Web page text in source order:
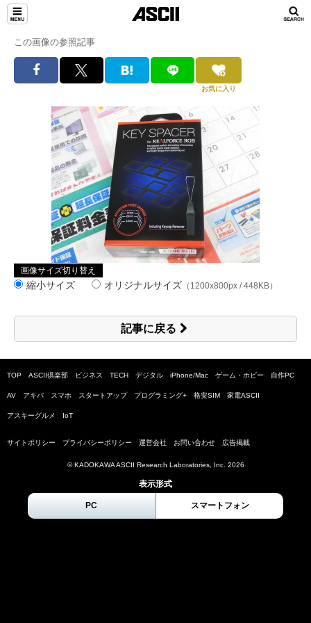
この画像の参照記事
お気に入り
画像サイズ切り替え
縮小サイズ オリジナルサイズ （1200x800px / 448KB）
記事に戻る
TOP ASCII倶楽部 ビジネス TECH デジタル iPhone/Mac ゲーム・ホビー 自作PC
AV アキバ スマホ スタートアップ プログラミング+ 格安SIM 家電ASCII
アスキーグルメ IoT
サイトポリシー プライバシーポリシー 運営会社 お問い合わせ 広告掲載
© KADOKAWA ASCII Research Laboratories, Inc. 2026
表示形式
PC スマートフォン